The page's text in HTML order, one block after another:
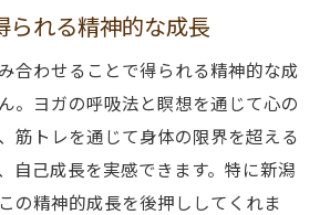
られる精神的な成長
合わせることで得られる精神的な成
。ヨガの呼吸法と瞑想を通じて心の
筋トレを通じて身体の限界を超える
自己成長を実感できます。特に新潟
の精神的成長を後押ししてくれま